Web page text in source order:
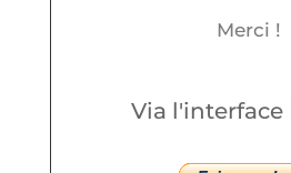
Merci !
Via l'interface